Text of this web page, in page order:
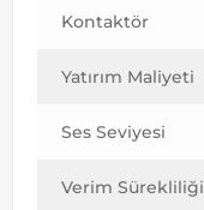
Kontaktör
Yatırım Maliyeti
Ses Seviyesi
Verim Sürekliliği